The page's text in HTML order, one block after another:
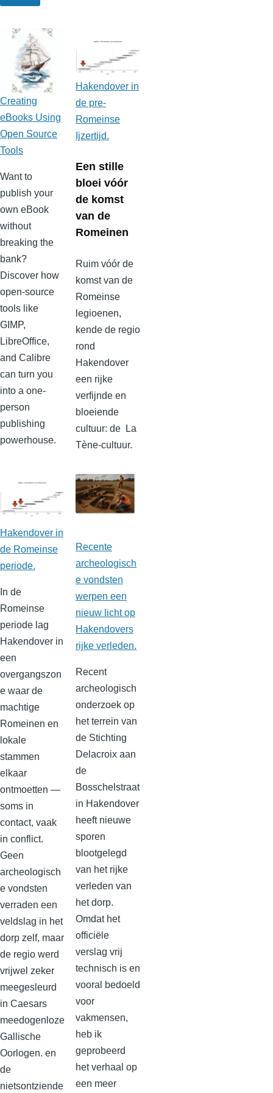
Creating
eBooks Using
Open Source
Tools
Want to
publish your
own eBook
without
breaking the
bank?
Discover how
open-source
tools like
GIMP,
LibreOffice,
and Calibre
can turn you
into a one-
person
publishing
powerhouse.
Hakendover in
de pre-
Romeinse
Ijzertijd.
Een stille
bloei vóór
de komst
van de
Romeinen
Ruim vóór de
komst van de
Romeinse
legioenen,
kende de regio
rond
Hakendover
een rijke
verfijnde en
bloeiende
cultuur: de
La
Tène-cultuur.
Hakendover in
de Romeinse
periode.
In de
Romeinse
periode lag
Hakendover in
een
overgangszon
e waar de
machtige
Romeinen en
lokale
stammen
elkaar
ontmoetten —
soms in
contact, vaak
in conflict.
Geen
archeologisch
e vondsten
verraden een
veldslag in het
dorp zelf, maar
de regio werd
vrijwel zeker
meegesleurd
in Caesars
meedogenloze
Gallische
Oorlogen. en
de
nietsontziende
Recente
archeologisch
e vondsten
werpen een
nieuw licht op
Hakendovers
rijke verleden.
Recent
archeologisch
onderzoek op
het terrein van
de Stichting
Delacroix aan
de
Bosschelstraat
in Hakendover
heeft nieuwe
sporen
blootgelegd
van het rijke
verleden van
het dorp.
Omdat het
officiële
verslag vrij
technisch is en
vooral bedoeld
voor
vakmensen,
heb ik
geprobeerd
het verhaal op
een meer